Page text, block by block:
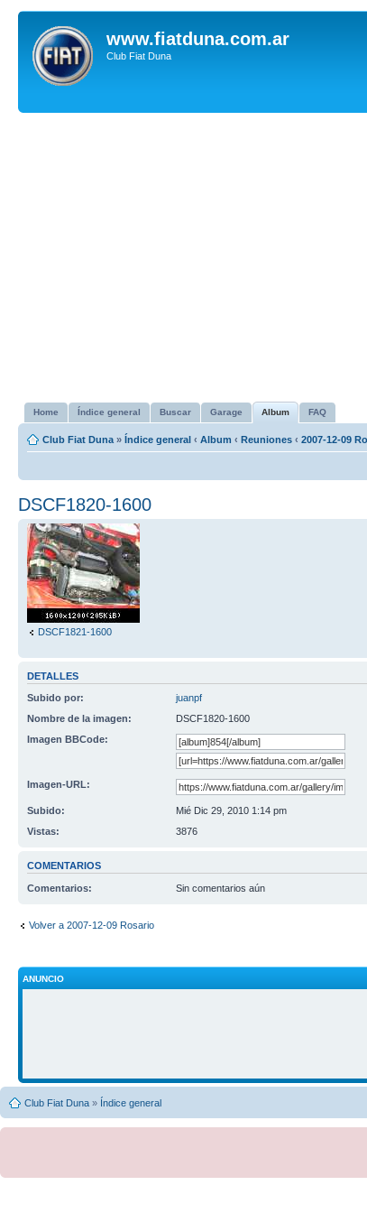
www.fiatduna.com.ar
Club Fiat Duna
Home Índice general Buscar Garage Album FAQ
Club Fiat Duna » Índice general ‹ Album ‹ Reuniones ‹ 2007-12-09
DSCF1820-1600
DSCF1821-1600
DETALLES
Subido por:
juanpf
Nombre de la imagen:
DSCF1820-1600
Imagen BBCode:
Imagen-URL:
Subido:
Mié Dic 29, 2010 1:14 pm
Vistas:
3876
COMENTARIOS
Comentarios: Sin comentarios aún
Volver a 2007-12-09 Rosario
ANUNCIO
Club Fiat Duna » Índice general